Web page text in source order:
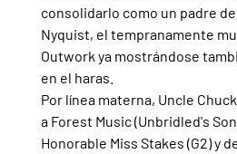
consolidarlo como un padre
Nyquist, el tempranamente
Outwork ya mostrándose
en el haras.
Por línea materna, Uncle
a Forest Music (Unbridled's
Honorable Miss Stakes (G2) y